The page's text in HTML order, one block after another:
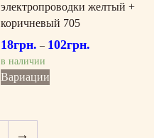
электропроводки желтый +
коричневый 705
18грн. – 102грн.
в наличии
Вариации
→